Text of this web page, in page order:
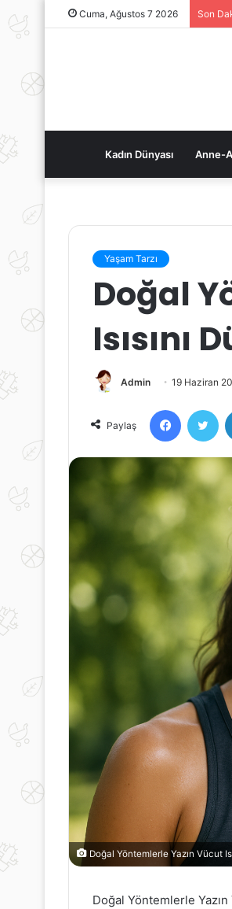
Cuma, Ağustos 7 2026 Son
Kadın Dünyası Anne-
Yaşam Tarzı
Doğal
Isısını
Admin 19 Haziran
Paylaş
Facebook
Doğal Yöntemlerle Yazın Vücut
Doğal Yöntemlerle Yazın